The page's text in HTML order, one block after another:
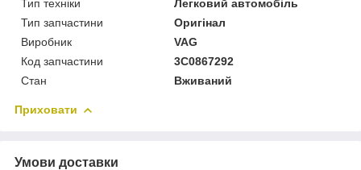
Тип техніки
Легковий автомобіль
Тип запчастини
Оригінал
Виробник
VAG
Код запчастини
3C0867292
Стан
Вживаний
Приховати
Умови доставки